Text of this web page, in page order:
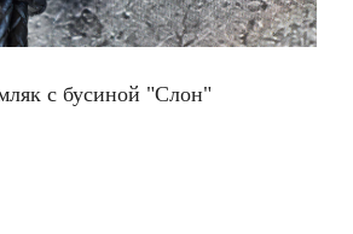
с бусиной "Слон"